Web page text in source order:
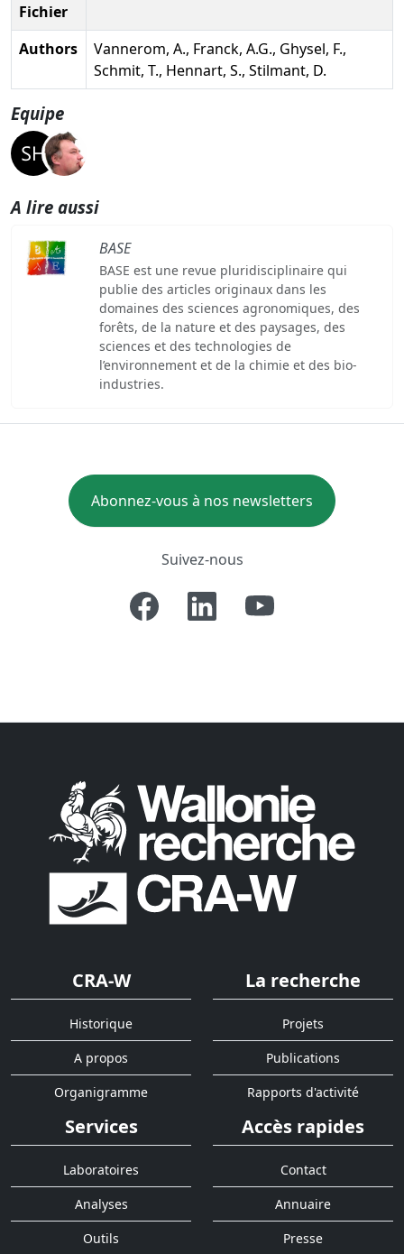
Fichier
Authors
Vannerom, A., Franck, A.G., Ghysel, F.,
Schmit, T., Hennart, S., Stilmant, D.
Equipe
A lire aussi
BASE
BASE est une revue pluridisciplinaire qui
publie des articles originaux dans les
domaines des sciences agronomiques, des
forêts, de la nature et des paysages, des
sciences et des technologies de
l’environnement et de la chimie et des bio-
industries.
Abonnez-vous à nos newsletters
Suivez-nous
CRA-W
Historique
A propos
Organigramme
La recherche
Projets
Publications
Rapports d'activité
Services
Laboratoires
Analyses
Outils
Accès rapides
Contact
Annuaire
Presse